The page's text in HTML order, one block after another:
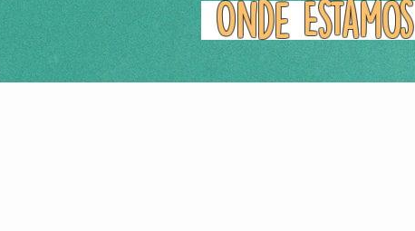
Onde Estamos